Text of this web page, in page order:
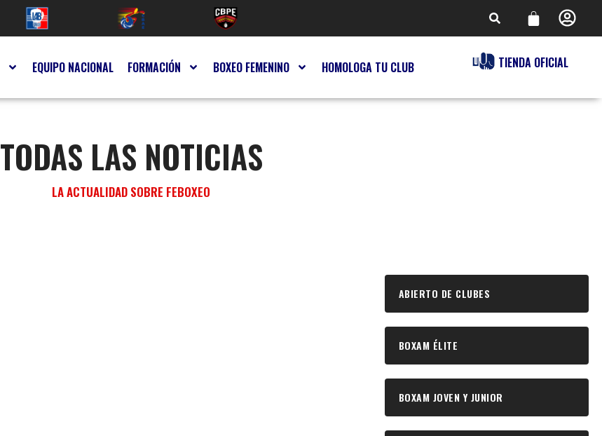
EQUIPO NACIONAL FORMACIÓN BOXEO FEMENINO HOMOLOGA TU CLUB TIENDA OFICIAL
TODAS LAS NOTICIAS
LA ACTUALIDAD SOBRE FEBOXEO
ABIERTO DE CLUBES
BOXAM ÉLITE
BOXAM JOVEN Y JUNIOR